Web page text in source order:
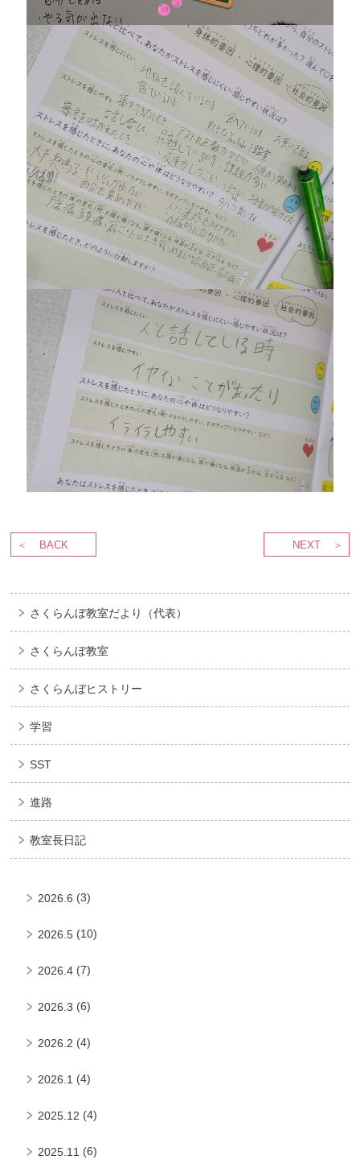
BACK NEXT
さくらんぼ教室だより（代表）
さくらんぼ教室
さくらんぼヒストリー
学習
SST
進路
教室長日記
2026.6 (3)
2026.5 (10)
2026.4 (7)
2026.3 (6)
2026.2 (4)
2026.1 (4)
2025.12 (4)
2025.11 (6)